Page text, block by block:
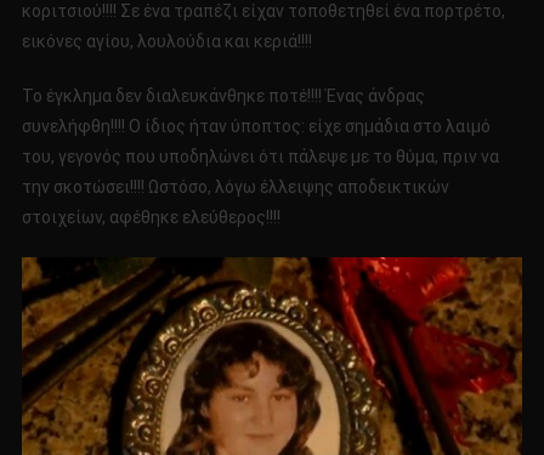
κοριτσιού!!!! Σε ένα τραπέζι είχαν τοποθετηθεί ένα πορτρέτο,
εικόνες αγίου, λουλούδια και κεριά!!!!
Το έγκλημα δεν διαλευκάνθηκε ποτέ!!!! Ένας άνδρας
συνελήφθη!!!! Ο ίδιος ήταν ύποπτος: είχε σημάδια στο λαιμό
του, γεγονός που υποδηλώνει ότι πάλεψε με το θύμα, πριν να
την σκοτώσει!!!! Ωστόσο, λόγω έλλειψης αποδεικτικών
στοιχείων, αφέθηκε ελεύθερος!!!!